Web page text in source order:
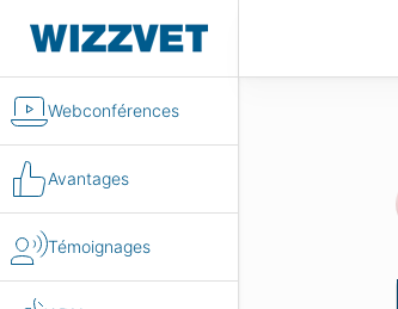
Webconférences
Avantages
Témoignages